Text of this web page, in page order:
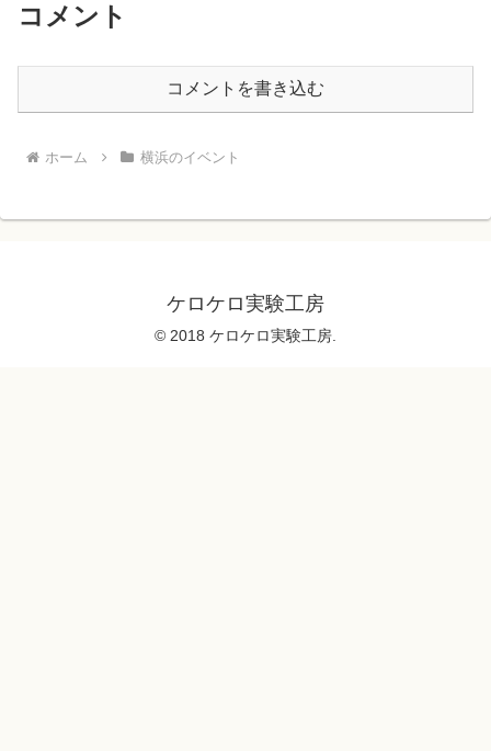
コメント
コメントを書き込む
ホーム 横浜のイベント
ケロケロ実験工房
© 2018 ケロケロ実験工房.